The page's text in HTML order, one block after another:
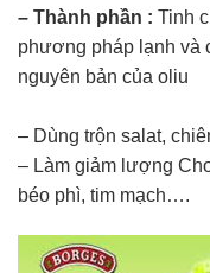
– Thành phần : Tinh
phương pháp lạnh và
nguyên bản của oliu
– Dùng trộn salat,
– Làm giảm lượng
béo phì, tim mạch….​